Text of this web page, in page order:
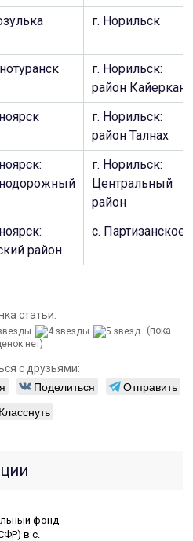
г. Норильск
г. Норильск:
район Кайеркан
г. Норильск:
район Талнах
г. Норильск:
Центральный
район
район
с. Партизанское
статьи:
(пока
нет)
с друзьями:
Поделиться
Отправить
Класснуть